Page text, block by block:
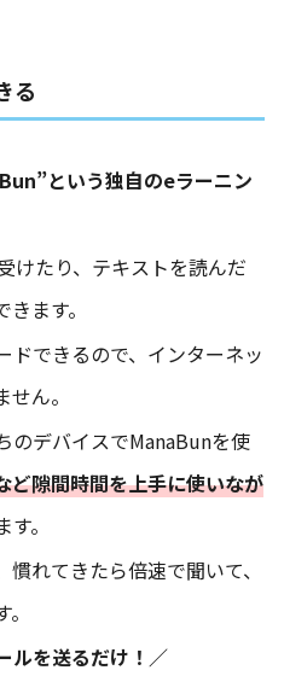
る
という独自のeラーニン
けたり、テキストを読んだ
ます。
ドできるので、インターネッ
ん。
のデバイスでManaBunを使
ど隙間時間を上手に使いなが
。
慣れてきたら倍速で聞いて、
ルを送るだけ！／